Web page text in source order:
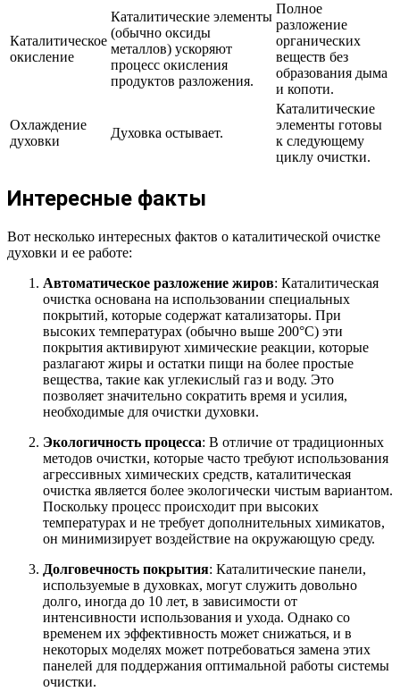
Каталитическое
окисление
Каталитические элементы
(обычно оксиды
металлов) ускоряют
процесс окисления
продуктов разложения.
Полное
разложение
органических
веществ без
образования дыма
и копоти.
Охлаждение
духовки
Духовка остывает.
Каталитические
элементы готовы
к следующему
циклу очистки.
Интересные факты
Вот несколько интересных фактов о каталитической очистке
духовки и ее работе:
Автоматическое разложение жиров: Каталитическая
очистка основана на использовании специальных
покрытий, которые содержат катализаторы. При
высоких температурах (обычно выше 200°C) эти
покрытия активируют химические реакции, которые
разлагают жиры и остатки пищи на более простые
вещества, такие как углекислый газ и воду. Это
позволяет значительно сократить время и усилия,
необходимые для очистки духовки.
Экологичность процесса: В отличие от традиционных
методов очистки, которые часто требуют использования
агрессивных химических средств, каталитическая
очистка является более экологически чистым вариантом.
Поскольку процесс происходит при высоких
температурах и не требует дополнительных химикатов,
он минимизирует воздействие на окружающую среду.
Долговечность покрытия: Каталитические панели,
используемые в духовках, могут служить довольно
долго, иногда до 10 лет, в зависимости от
интенсивности использования и ухода. Однако со
временем их эффективность может снижаться, и в
некоторых моделях может потребоваться замена этих
панелей для поддержания оптимальной работы системы
очистки.